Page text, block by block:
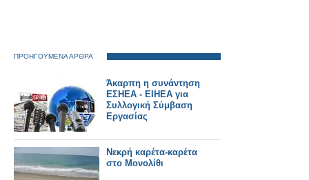
ΠΡΟΗΓΟΥΜΕΝΑ ΑΡΘΡΑ
Άκαρπη η συνάντηση
ΕΣΗΕΑ - ΕΙΗΕΑ για
Συλλογική Σύμβαση
Εργασίας
Νεκρή καρέτα-καρέτα
στο Μονολίθι